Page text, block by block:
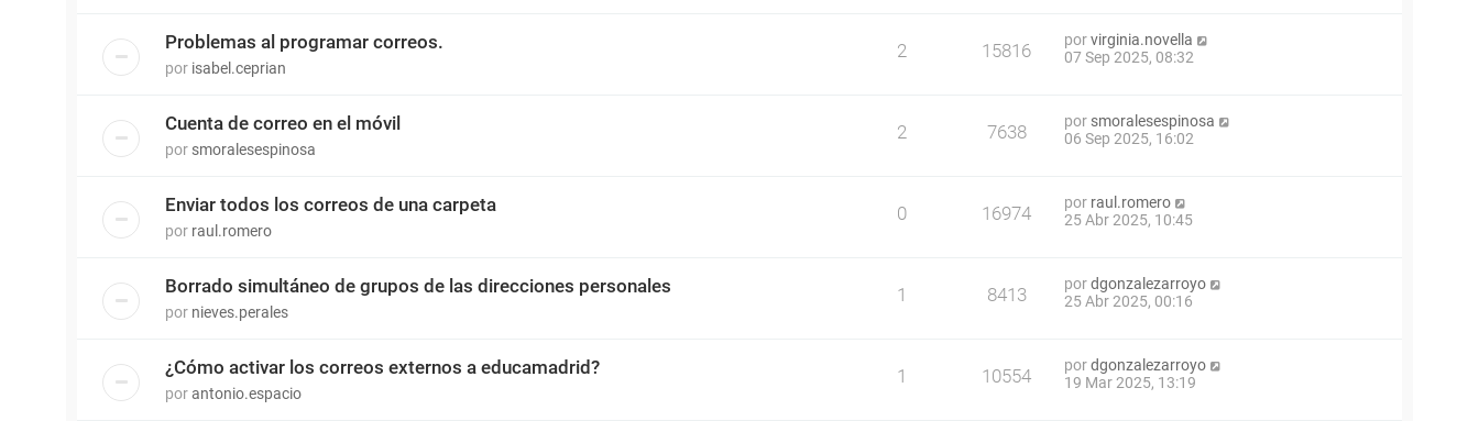
Problemas al programar correos.
por isabel.ceprian
2 15816 porvirginia.novella
07 Sep 2025, 08:32
Cuenta de correo en el móvil
por smoralesespinosa
2 7638 por smoralesespinosa
06 Sep 2025, 16:02
Enviar todos los correos de una carpeta
por raul.romero
0 16974 por raul.romero
25 Abr 2025, 10:45
Borrado simultáneo de grupos de las direcciones personales
por nieves.perales
1 8413 pordgonzalezarroyo
25 Abr 2025, 00:16
¿Cómo activar los correos externos a educamadrid?
porantonio.espacio
1 10554 pordgonzalezarroyo
19 Mar 2025, 13:19